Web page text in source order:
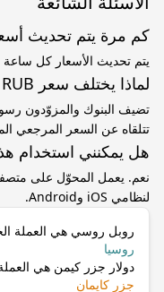
كم مرة يتم تحديث
يتم تحديث الأسعار كل
لماذا يختلف سعر RUB إلى KYD عن سعر البنك؟
تضيف البنوك والمزوّدون
تتلقاه عن السعر المرجعي
هل يمكنني استخدام
نعم. يعمل المحوّل على
لنظامي iOS وAndroid.
روبل روسي هي العملة
روسيا
دولار جزر كيمن هي
جزر كايمان